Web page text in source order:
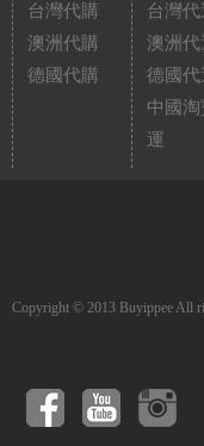
台灣代購
澳洲代購
德國代購
台灣代
澳洲代
德國代
中國淘
運
Copyright © 2013 Buyippee All